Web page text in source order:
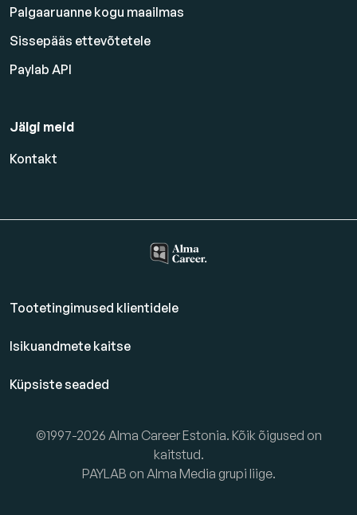
Palgaaruanne kogu maailmas
Sissepääs ettevõtetele
Paylab API
Jälgi meid
Kontakt
Tootetingimused klientidele
Isikuandmete kaitse
Küpsiste seaded
©1997-2026 Alma Career Estonia. Kõik õigused on
kaitstud.
PAYLAB on Alma Media grupi liige.